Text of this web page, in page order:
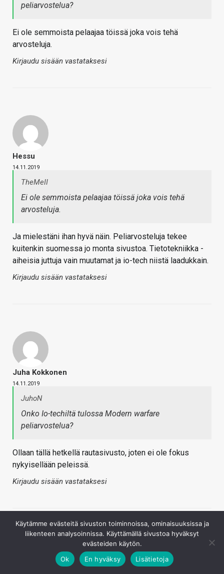
peliarvostelua?
Ei ole semmoista pelaajaa töissä joka vois tehä
arvosteluja.
Kirjaudu sisään vastataksesi
Hessu
14.11.2019
TheMeII
Ei ole semmoista pelaajaa töissä joka vois tehä
arvosteluja.
Ja mielestäni ihan hyvä näin. Peliarvosteluja tekee
kuitenkin suomessa jo monta sivustoa. Tietotekniikka -
aiheisia juttuja vain muutamat ja io-tech niistä laadukkain.
Kirjaudu sisään vastataksesi
Juha Kokkonen
14.11.2019
JuhoN
Onko Io-techiltä tulossa Modern warfare
peliarvostelua?
Ollaan tällä hetkellä rautasivusto, joten ei ole fokus
nykyisellään peleissä.
Kirjaudu sisään vastataksesi
Käytämme evästeitä sivuston toiminnoissa, ominaisuuksissa ja
liikenteen analysoinnissa. Käyttämällä sivustoa hyväksyt
evästeiden käytön.
Ok
En hyväksy Lisätietoja